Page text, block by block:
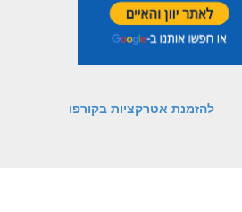
להזמנת אטרקציות בקורפו